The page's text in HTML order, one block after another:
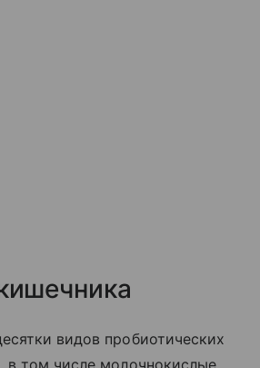
видов пробиотических